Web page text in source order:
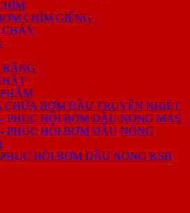
CHÌM GIẾNG
CHÁY
CHỮA BƠM DẦU TRUYỀN NHIỆT
PHỤC HỒI BƠM DẦU NÓNG MAS
PHỤC HỒI BƠM DẦU NÓNG
HỒI BƠM DẦU NÓNG KSB